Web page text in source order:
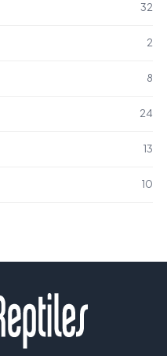
32
2
8
24
13
10